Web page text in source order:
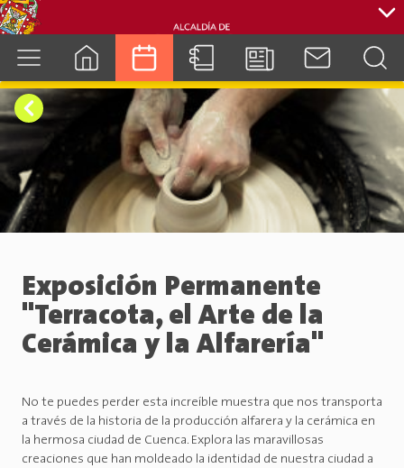
cuenca.gob.ec
Exposición Permanente
"Terracota, el Arte de la
Cerámica y la Alfarería"
No te puedes perder esta increíble muestra que nos transporta
a través de la historia de la producción alfarera y la cerámica en
la hermosa ciudad de Cuenca. Explora las maravillosas
creaciones que han moldeado la identidad de nuestra ciudad a